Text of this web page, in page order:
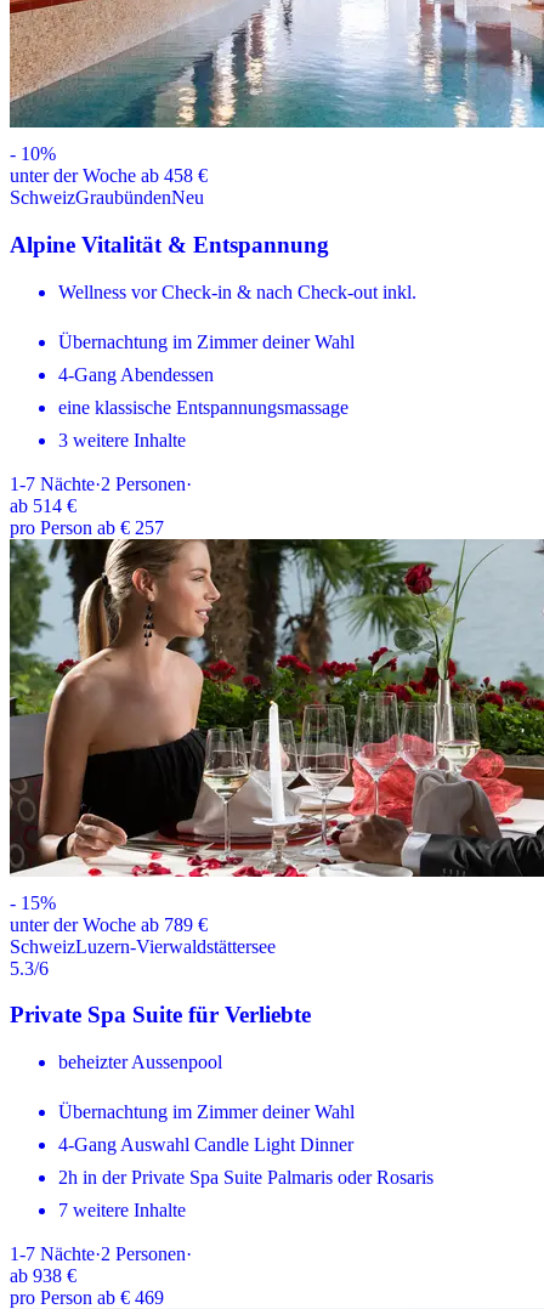
- 10%
unter der Woche ab 458 €
SchweizGraubündenNeu
Alpine Vitalität & Entspannung
Wellness vor Check-in & nach Check-out inkl.
Übernachtung im Zimmer deiner Wahl
4-Gang Abendessen
eine klassische Entspannungsmassage
3 weitere Inhalte
1-7 Nächte·2 Personen·
ab 514 €
pro Person ab € 257
- 15%
unter der Woche ab 789 €
SchweizLuzern-Vierwaldstättersee
5.3/6
Private Spa Suite für Verliebte
beheizter Aussenpool
Übernachtung im Zimmer deiner Wahl
4-Gang Auswahl Candle Light Dinner
2h in der Private Spa Suite Palmaris oder Rosaris
7 weitere Inhalte
1-7 Nächte·2 Personen·
ab 938 €
pro Person ab € 469